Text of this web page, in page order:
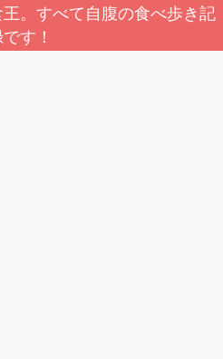
。すべて自腹の食べ歩き記
す！